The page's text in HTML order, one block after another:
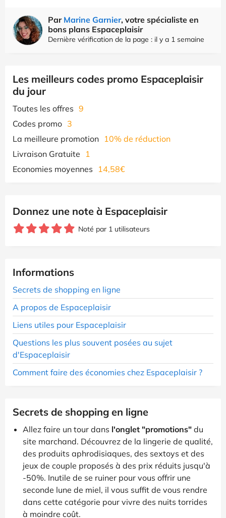
Par Marine Garnier, votre spécialiste en
bons plans Espaceplaisir
Dernière vérification de la page : il y a 1 semaine
Les meilleurs codes promo Espaceplaisir
du jour
Toutes les offres 9
Codes promo 3
La meilleure promotion 10% de réduction
Livraison Gratuite
1
Economies moyennes
14,58€
Donnez une note à Espaceplaisir
Noté par 1 utilisateurs
Informations
Secrets de shopping en ligne
A propos de Espaceplaisir
Liens utiles pour Espaceplaisir
Questions les plus souvent posées au sujet
d'Espaceplaisir
Comment faire des économies chez Espaceplaisir ?
Secrets de shopping en ligne
Allez faire un tour dans l'onglet "promotions" du
site marchand. Découvrez de la lingerie de qualité,
des produits aphrodisiaques, des sextoys et des
jeux de couple proposés à des prix réduits jusqu'à
-50%. Inutile de se ruiner pour vous offrir une
seconde lune de miel, il vous suffit de vous rendre
dans cette catégorie pour vivre des nuits torrides
à moindre coût.